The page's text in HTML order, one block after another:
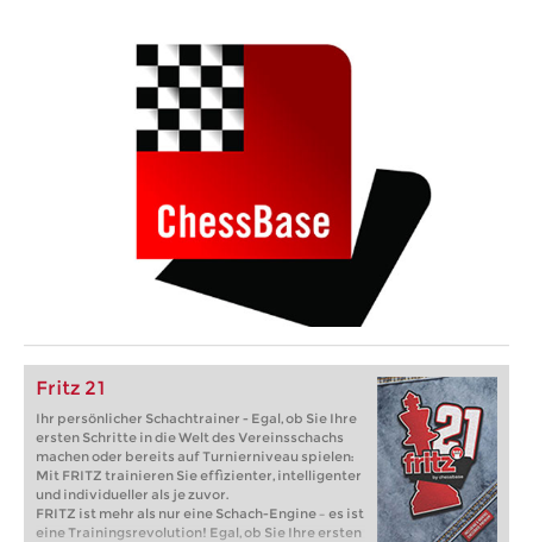
Fritz 21
Ihr persönlicher Schachtrainer - Egal, ob Sie Ihre
ersten Schritte in die Welt des Vereinsschachs
machen oder bereits auf Turnierniveau spielen:
Mit FRITZ trainieren Sie effizienter, intelligenter
und individueller als je zuvor.
FRITZ ist mehr als nur eine Schach-Engine – es ist
eine Trainingsrevolution! Egal, ob Sie Ihre ersten